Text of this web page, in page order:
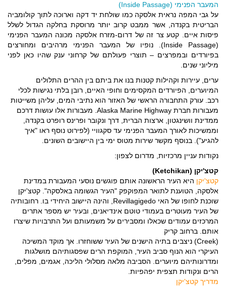
המעבר הפנימי (Inside Passage)
על גבי המפה נראית אלסקה כמו שולחת יד דקה וארוכה לתוך קולומביה
הבריטית בקנדה, אשר ממבט קרוב יותר מרוסקת בחלקה הגדול לשלל
פיסות איים. קטע צר זה של דרום-מזרח אלסקה מכונה המעבר הפנימי
(Inside Passage). נופיו של המעבר הפנימי מרהיבים ומחורצים
בפיורדים ובמפרצים – תוצרי פעולתם של קרחוני ענק שהיו כאן לפני
מיליוני שנים.
ערים, עיירות וקהילות קטנות בנו את ביתם בין ההרים התלולים
המיוערים, הפיורדים המקסימים וחופי האיים, רובן בלתי נגישות לכלי
רכב. עורק התחבורה הראשי של האזור הוא נתיבי המים, עליהן משייטות
מעבורות חברת Alaska Marine Highway. מעבורות אלו עושות דרכם
ממדינת וושינגטון, ארצות הברית, דרך ונקובר ופרינס רופרט בקנדה,
וממשיכות לאורך המעבר הפנימי עד סקגוויי (לפירוט נוסף ראו "איך
להגיע"). בנוסף מקשר שירות מטוס ימי בין היישובים השונים.
נקודות עניין מרכזיות, מדרום לצפון:
קטצ'יקן (Ketchikan)
קטצ'יקן היא העיר הראשונה אותם פוגשים נוסעי המעבורת במדינת
אלסקה, הטוענת לתואר המפוקפק "העיר הגשומה באלסקה". קטצ'יקן
שוכנת לחופו של האי Revillagigedo, והינה היישוב היחידי בו. רחובותיה
של העיר מעוטרים בעמודי טוטם אינדיאנים, ובעיר יש מספר אתרים
המרכזים עמודים שכאלו ומסבירים על משמעותם ועל התרבויות שיצרו
אותם. ברחוב קריק
(Creek) ניצבים בתיה הישנים של העיר ששוחזרו. אך מוקד המשיכה
העיקרי הוא הנוף סביב העיר, המוקפת הרים שפסגותיהם מושלגות
ומדרונותיהם מיוערים. הסביבה מלאה מסלולי הליכה, אגמים, מפלים,
הרים ונקודות תצפית יפהפיות.
מדריך קטצ'יקן